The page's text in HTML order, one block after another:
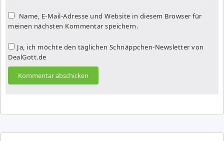
Name, E-Mail-Adresse und Website in diesem Browser für
meinen nächsten Kommentar speichern.
Ja, ich möchte den täglichen Schnäppchen-Newsletter von
DealGott.de